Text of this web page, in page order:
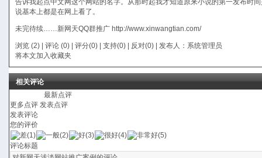
告诉我起点中文网这个网站的名字。从那时起我才知道原来小说的第一发布时
说基本上都是在网上看了。
未完待续……新网天QQ群推广 http://www.xinwangtian.com/
浏览 (2) | 评论 (0) | 评分(0) | 支持(0) 反对(0) | 发布人： 系统管理员
将本文加入收藏夹
相关评论
最新点评
更多点评 发表点评
发表评论
您的评价
评论标题